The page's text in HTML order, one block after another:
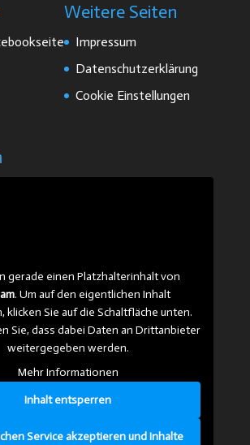
Weitere Seiten
Impressum
Datenschutzerklärung
Cookie Einstellungen
gerade einen Platzhalterinhalt von
. Um auf den eigentlichen Inhalt
klicken Sie auf die Schaltfläche unten.
Sie, dass dabei Daten an Drittanbieter
weitergegeben werden.
Mehr Informationen
Inhalt entsperren
Service akzeptieren und Inhalte